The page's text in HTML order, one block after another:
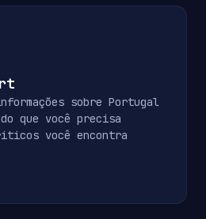
sobre Portugal
que você precisa
você encontra